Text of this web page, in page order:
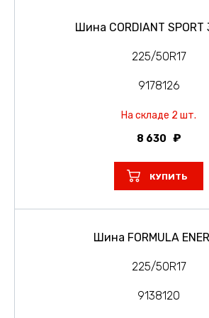
Шина CORDIANT SPORT
225/50R17
9178126
На складе 2 шт.
8 630
КУПИТЬ
Шина FORMULA
225/50R17
9138120